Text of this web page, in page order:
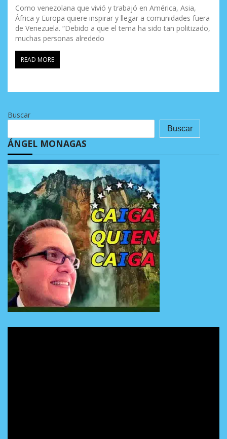
Como venezolana que vivió y trabajó en América, Asia,
África y Europa quiere inspirar y llegar a comunidades fuera
de Venezuela. “Debido a que el tema ha sido tan politizado,
muchas personas alrededo
READ MORE
Buscar
Buscar
ÁNGEL MONAGAS